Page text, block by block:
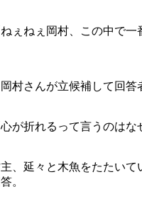
ぇねぇ岡村、この中で
村さんが立候補して回答
が折れるって言うのは
、延々と木魚をたたい
。